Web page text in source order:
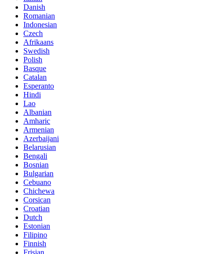
Danish
Romanian
Indonesian
Czech
Afrikaans
Swedish
Polish
Basque
Catalan
Esperanto
Hindi
Lao
Albanian
Amharic
Armenian
Azerbaijani
Belarusian
Bengali
Bosnian
Bulgarian
Cebuano
Chichewa
Corsican
Croatian
Dutch
Estonian
Filipino
Finnish
Frisian